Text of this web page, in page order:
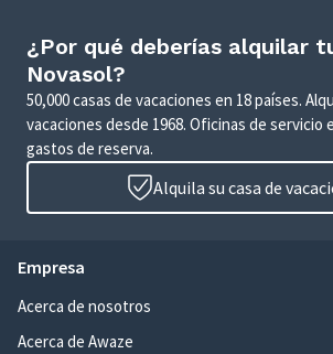
¿Por qué deberías alquilar
Novasol?
50,000 casas de vacaciones en 18 países.
vacaciones desde 1968. Oficinas de servicio
gastos de reserva.
Alquila su casa de
Empresa
Acerca de nosotros
Acerca de Awaze